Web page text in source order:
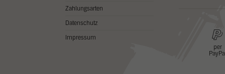
Zahlungsarten
Datenschutz
Impressum
per
PayPal